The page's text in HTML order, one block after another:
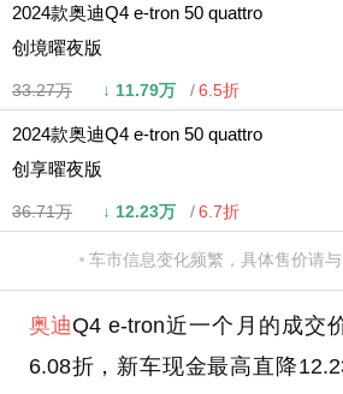
2024款奥迪Q4 e-tron 50 quattro
创境曜夜版
33.27万 ↓ 11.79万 6.5折
2024款奥迪Q4 e-tron 50 quattro
创享曜夜版
36.71万 ↓ 12.23万 6.7折
车市信息变化频繁，具体售价请
奥迪Q4 e-tron近一个月的成交
6.08折，新车现金最高直降